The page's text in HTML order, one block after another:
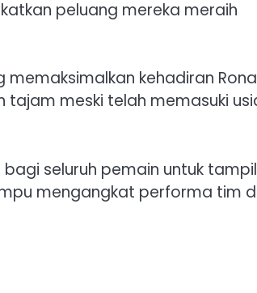
peluang mereka meraih
memaksimalkan kehadiran
meski telah memasuki
seluruh pemain untuk tampil
mengangkat performa tim